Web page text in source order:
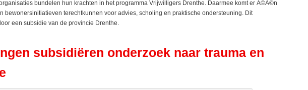
bundelen hun krachten in het programma Vrijwilligers Drenthe. Daarmee komt er Ã©Ã©n
bewonersinitiatieven terechtkunnen voor advies, scholing en praktische ondersteuning. Dit
een subsidie van de provincie Drenthe.
subsidiëren onderzoek naar trauma en